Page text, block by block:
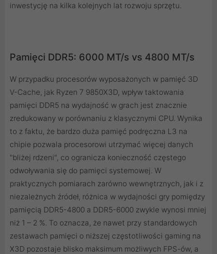
inwestycję na kilka kolejnych lat rozwoju sprzętu.
Pamięci DDR5: 6000 MT/s vs 4800 MT/s
W przypadku procesorów wyposażonych w pamięć 3D
V-Cache, jak Ryzen 7 9850X3D, wpływ taktowania
pamięci DDR5 na wydajność w grach jest znacznie
zredukowany w porównaniu z klasycznymi CPU. Wynika
to z faktu, że bardzo duża pamięć podręczna L3 na
chipie pozwala procesorowi utrzymać więcej danych
"bliżej rdzeni", co ogranicza konieczność częstego
odwoływania się do pamięci systemowej. W
praktycznych pomiarach zarówno wewnętrznych, jak i z
niezależnych źródeł, różnica w wydajności gry pomiędzy
pamięcią DDR5-4800 a DDR5-6000 zwykle wynosi mniej
niż 1 – 2 %. To oznacza, że nawet przy standardowych
zestawach pamięci o niższej częstotliwości gaming na
X3D pozostaje blisko maksimum możliwych FPS-ów, a